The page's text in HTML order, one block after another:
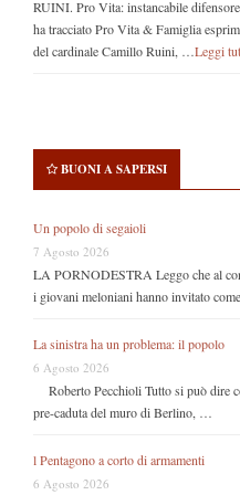
RUINI. Pro Vita: instancabile
ha tracciato Pro Vita & Famiglia
del cardinale Camillo Ruini, …Leggi
BUONI A SAPERSI
Un popolo di segaioli
7 Agosto 2026
LA PORNODESTRA Leggo che al
i giovani meloniani hanno invitato
La sinistra ha un problema: il popolo
6 Agosto 2026
Roberto Pecchioli Tutto si può dire
pre-caduta del muro di Berlino, …
l Pentagono a corto di armamenti
6 Agosto 2026